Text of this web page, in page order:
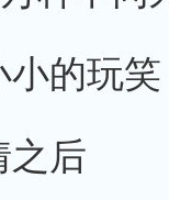
小的玩笑
之后